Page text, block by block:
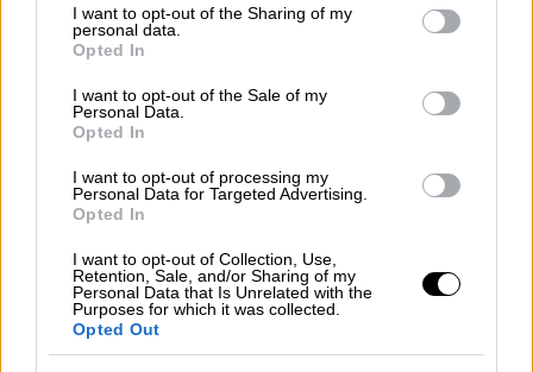
not limited to your visit or usage behaviour. You may click to
grant or deny consent to Google and its third-party tags to
use your data for below specified purposes in below Google
consent section.
I want to opt-out of the Sharing of my
personal data.
Opted In
I want to opt-out of the Sale of my
Personal Data.
Opted In
I want to opt-out of processing my
Personal Data for Targeted Advertising.
Opted In
I want to opt-out of Collection, Use,
Retention, Sale, and/or Sharing of my
Personal Data that Is Unrelated with the
Purposes for which it was collected.
Opted Out
πρόκρισή τους στον τελικό του Κυπέλλου
Ελλάδας στην ίδια έδρα, προηγήθηκαν με τα
γκολ των Ανδρούτσου στο 10’ και Σαλσίδο
στο 37’, δείχνοντας να ελέγχουν την
αναμέτρηση.
Η ομάδα της Βοιωτίας, ωστόσο, αντέδρασε
στο φινάλε και πέτυχε μία από τις πιο
εντυπωσιακές ανατροπές της σεζόν. Ο
Οζέγκοβιτς μείωσε στο 90’, ο Νίκας
ισοφάρισε στο 90’+4’ και ο Πεντρόζο
ολοκλήρωσε την ανατροπή στο 90’+10’,